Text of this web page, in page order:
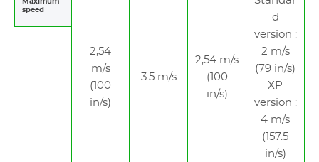
Maximum
speed
2,54
m/s
(100
in/s)
3.5 m/s
2,54 m/s
(100
in/s)
d
version :
2 m/s
(79 in/s)
XP
version :
4 m/s
(157.5
in/s)